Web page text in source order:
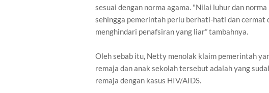
sesuai dengan norma agama. "Nilai luhur dan
sehingga pemerintah perlu berhati-hati dan cermat
menghindari penafsiran yang liar” tambahnya.
Oleh sebab itu, Netty menolak klaim pemerintah
remaja dan anak sekolah tersebut adalah yang
remaja dengan kasus HIV/AIDS.